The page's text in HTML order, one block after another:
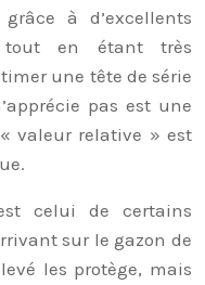
à d’excellents
tout en étant très
une tête de série
pas est une
valeur relative » est
celui de certains
sur le gazon de
les protège, mais